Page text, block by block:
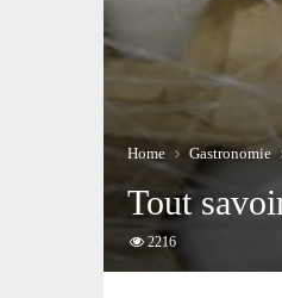
Home Gastronomie
Tout
2216